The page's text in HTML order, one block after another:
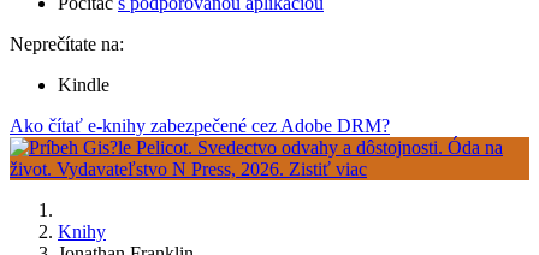
Neprečítate na:
Kindle
Ako čítať e-knihy zabezpečené cez Adobe DRM?
Knihy